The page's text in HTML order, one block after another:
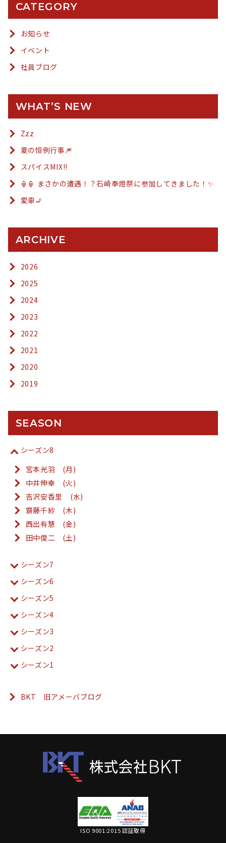
CATEGORY
お知らせ
イベント
社員ブログ
WHAT’S NEW
Zzz
夏の恒例行事🎆
スパイスMIX!!
🏮🏮 まさかの遭遇！？石崎奉燈祭に参加してきました！✨
愛車🚬
ARCHIVE
2026
2025
2024
2023
2022
2021
2020
2019
SEASON
シーズン8
宮本光羽 (月)
中井伸幸 (火)
吉沢安香里 (水)
齋藤千紗 (木)
西出有慧 (金)
田中俊二 (土)
シーズン7
シーズン6
シーズン5
シーズン4
シーズン3
シーズン2
シーズン1
BKT 旧アメーバブログ
ISO 9001:2015 認証取得